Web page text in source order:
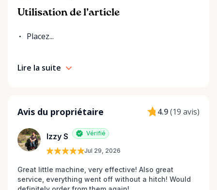
Utilisation de l’article
Placez...
Lire la suite
Avis du propriétaire 4.9(19 avis)
Izzy S Vérifié
Jul 29, 2026
Great little machine, very effective! Also great
service, everything went off without a hitch! Would